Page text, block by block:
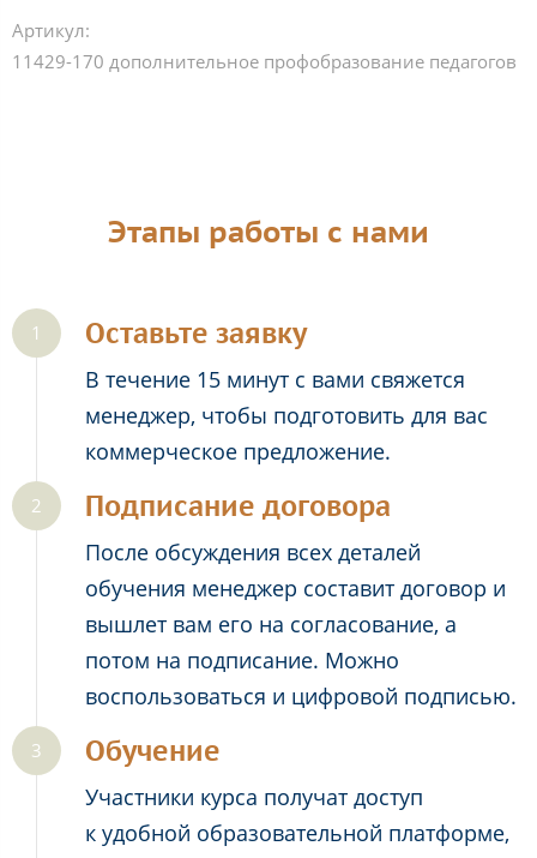
Артикул:
11429-170 дополнительное профобразование педагогов
Этапы работы с нами
Оставьте заявку
В течение 15 минут с вами свяжется
менеджер, чтобы подготовить для вас
коммерческое предложение.
Подписание договора
После обсуждения всех деталей
обучения менеджер составит договор и
вышлет вам его на согласование, а
потом на подписание. Можно
воспользоваться и цифровой подписью.
Обучение
Участники курса получат доступ
к удобной образовательной платформе,